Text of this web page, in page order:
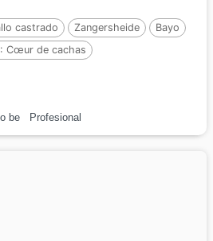
castrado Zangersheide
Bayo
Cœur de cachas
be Profesional